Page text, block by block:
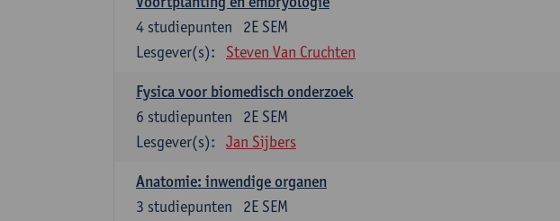
2E SEM
4 studiepunten
Lesgever(s):
Steven Van Cruchten
Fysica voor biomedisch onderzoek
2E SEM
6 studiepunten
Lesgever(s):
Jan Sijbers
Anatomie: inwendige organen
2E SEM
3 studiepunten